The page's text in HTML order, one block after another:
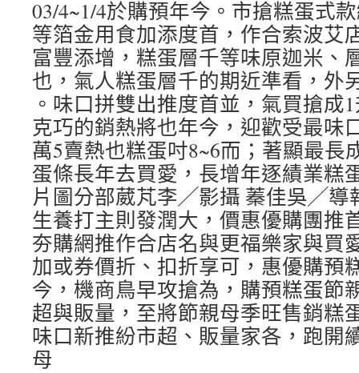
03/4~1/4於購預年今。市搶糕蛋式
等箔金用食加添度首，作合索波艾
富豐添增，糕蛋層千等味原迦米、
也，氣人糕蛋層千的期近準看，外
。味口拼雙出推度首並，氣買搶成
克巧的銷熱將也年今，迎歡受最味
萬5賣熱也糕蛋吋8~6而；著顯最長
蛋條長年去買愛，長增年逐績業
片圖分部葳芃李╱影攝 蓁佳吳╱導
生養打主則發潤大，價惠優購團推
夯購網推作合店名與更福樂家與買
加或券價折、扣折享可，惠優購預
今，機商鳥早攻搶為，購預糕蛋節
超與販量，至將節親母季旺售銷糕
味口新推紛市超、販量家各，跑開
母